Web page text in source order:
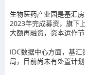
生物医药产业园是基汇
2023年完成募资，旗下
大额再融资，资本运作节
IDC数据中心方面，基
局，目前尚未有处置计